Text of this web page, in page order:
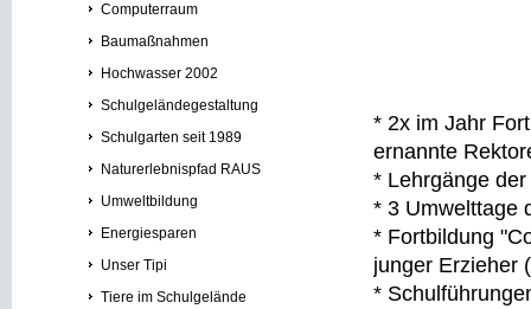
Computerraum
Baumaßnahmen
Hochwasser 2002
Schulgeländegestaltung
Schulgarten seit 1989
Naturerlebnispfad RAUS
Umweltbildung
Energiesparen
Unser Tipi
Tiere im Schulgelände
* 2x im Jahr
ernannte
* Lehrgänge
* 3 Umwelttage
* Fortbildung
junger Erzieher
*